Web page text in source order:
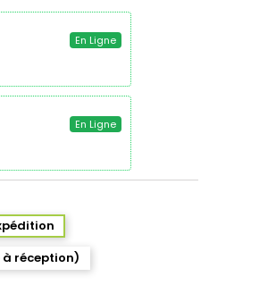
En Ligne
En Ligne
à réception)